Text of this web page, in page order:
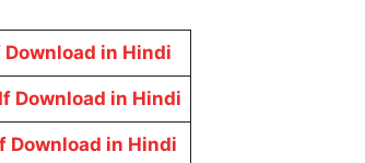
in Hindi
Download in Hindi
in Hindi